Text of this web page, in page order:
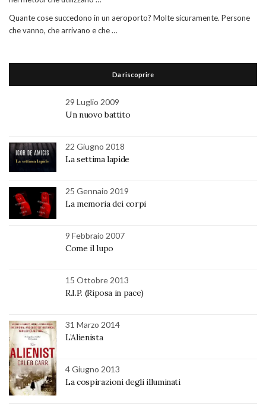
Quante cose succedono in un aeroporto? Molte sicuramente. Persone
che vanno, che arrivano e che …
Da riscoprire
29 Luglio 2009
Un nuovo battito
22 Giugno 2018
La settima lapide
25 Gennaio 2019
La memoria dei corpi
9 Febbraio 2007
Come il lupo
15 Ottobre 2013
R.I.P. (Riposa in pace)
31 Marzo 2014
L’Alienista
4 Giugno 2013
La cospirazioni degli illuminati